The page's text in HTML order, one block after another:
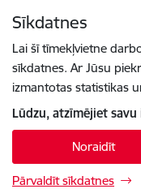
Sīkdatnes
Lai šī tīmekļvietne
sīkdatnes. Ar Jūsu
izmantotas statistikas
Lūdzu, atzīmējiet savu
Noraidīt
Pārvaldīt sīkdatnes